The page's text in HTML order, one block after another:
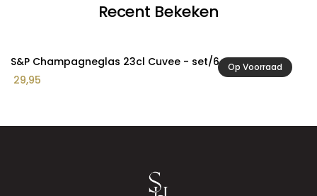
Recent Bekeken
Op Voorraad
S&P Champagneglas 23cl Cuvee - set/6
29,95